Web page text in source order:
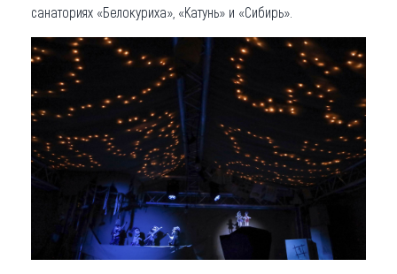
санаториях «Белокуриха», «Катунь» и «Сибирь».